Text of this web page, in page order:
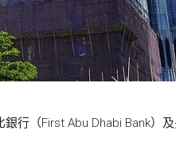
行（First Abu Dhabi Bank